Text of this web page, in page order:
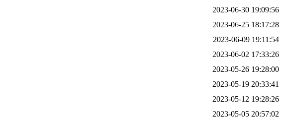
2023-06-30 19:09:56
2023-06-25 18:17:28
2023-06-09 19:11:54
2023-06-02 17:33:26
2023-05-26 19:28:00
2023-05-19 20:33:41
2023-05-12 19:28:26
2023-05-05 20:57:02